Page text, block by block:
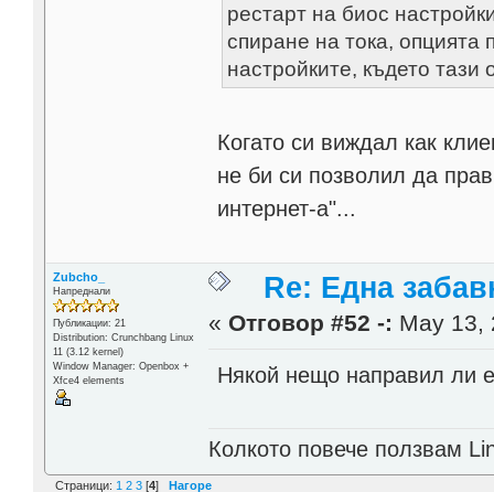
рестарт на биос
спиране на тока,
настройките, където тази
Когато си виждал как
не би си позволил да
интернет-а"...
Zubcho_
Напреднали
Публикации: 21
Distribution: Crunchbang Linux
11 (3.12 kernel)
Window Manager: Openbox +
Xfce4 elements
Re: Една
« Отговор #52 -: May 13,
Някой нещо направил ли
Колкото повече ползвам
Страници: 1 2 3 [4] Нагоре